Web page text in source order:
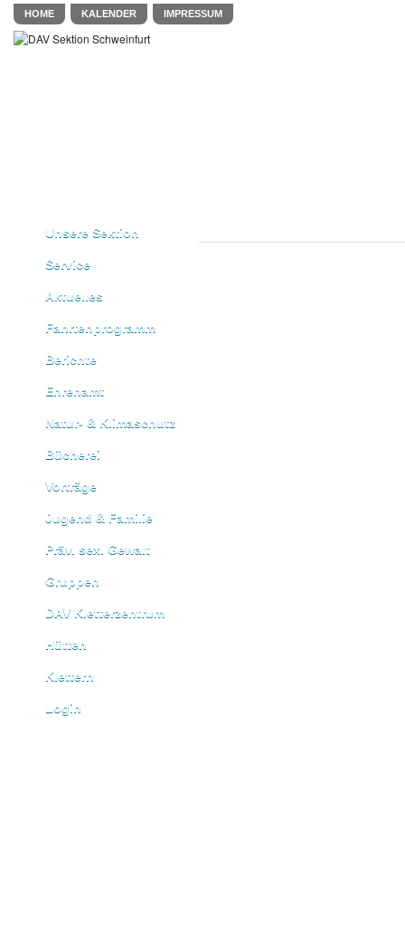
HOME KALENDER IMPRESSUM
Unsere Sektion
Service
Aktuelles
Fahrtenprogramm
Berichte
Ehrenamt
Natur- & Klimaschutz
Bücherei
Vorträge
Jugend & Familie
Präv. sex. Gewalt
Gruppen
DAV Kletterzentrum
Hütten
Klettern
Login